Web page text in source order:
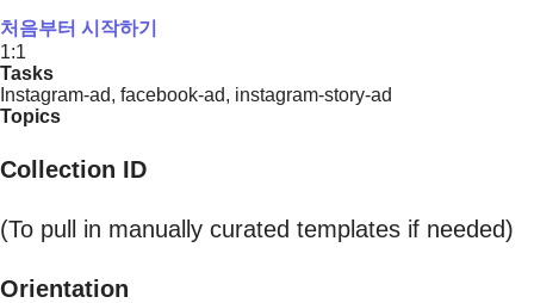
처음부터 시작하기
1:1
Tasks
Instagram-ad, facebook-ad, instagram-story-ad
Topics
Collection ID
(To pull in manually curated templates if needed)
Orientation